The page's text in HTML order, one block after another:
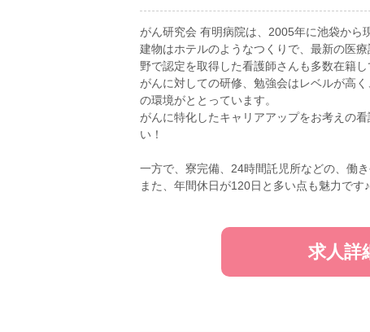
がん研究会 有明病院は、2005年に池袋から
建物はホテルのようなつくりで、最新の医
野で認定を取得した看護師さんも多数在籍し
がんに対しての研修、勉強会はレベルが高
の環境がととっています。
がんに特化したキャリアアップをお考えの
い！
一方で、寮完備、24時間託児所などの、働
また、年間休日が120日と多い点も魅力です♪
求人詳